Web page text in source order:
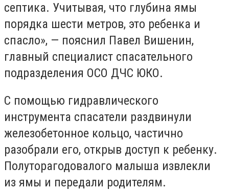
септика. Учитывая, что глубина ямы
порядка шести метров, это ребенка и
спасло», — пояснил Павел Вишенин,
главный специалист спасательного
подразделения ОСО ДЧС ЮКО.
С помощью гидравлического
инструмента спасатели раздвинули
железобетонное кольцо, частично
разобрали его, открыв доступ к ребенку.
Полуторагодовалого малыша извлекли
из ямы и передали родителям.